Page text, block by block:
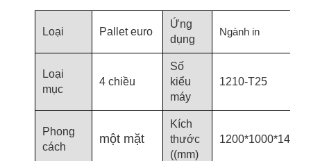
Loại Pallet euro
Ứng
dụng
Ngành in
Loại
mục
4 chiều
Số
kiểu
máy
1210-T25
Phong
cách
một mặt
Kích
thước
((mm)
1200*1000*140